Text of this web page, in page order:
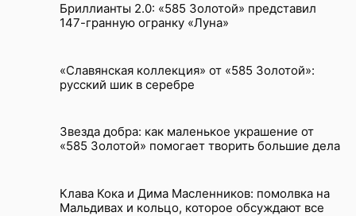
Бриллианты 2.0: «585 Золотой» представил
147-гранную огранку «Луна»
«Славянская коллекция» от «585 Золотой»:
русский шик в серебре
Звезда добра: как маленькое украшение от
«585 Золотой» помогает творить большие дела
Клава Кока и Дима Масленников: помолвка на
Мальдивах и кольцо, которое обсуждают все